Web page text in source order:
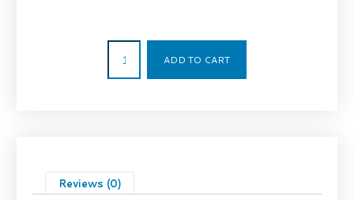
ADD TO CART
Reviews (0)